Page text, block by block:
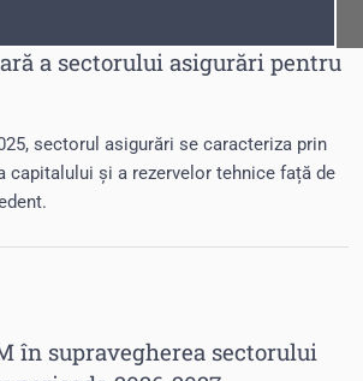
a sectorului asigurări pentru
sectorul asigurări se caracteriza prin
capitalului și a rezervelor tehnice față de
în supravegherea sectorului